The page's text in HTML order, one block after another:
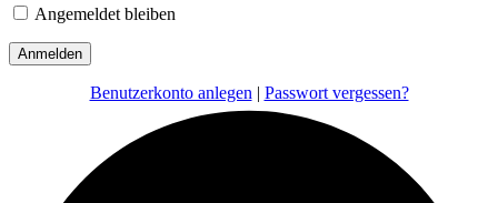
Angemeldet bleiben
Benutzerkonto anlegen | Passwort vergessen?